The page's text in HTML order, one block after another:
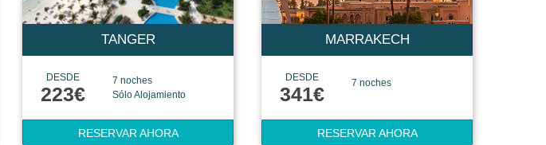
TANGER
DESDE
223€
7 noches
Sólo Alojamiento
RESERVAR AHORA
MARRAKECH
DESDE
341€ 7 noches
RESERVAR AHORA